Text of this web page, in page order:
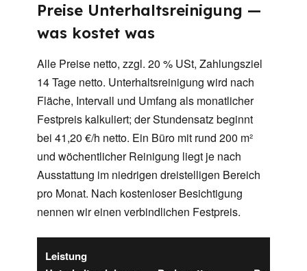
Preise Unterhaltsreinigung —
was kostet was
Alle Preise netto, zzgl. 20 % USt, Zahlungsziel
14 Tage netto. Unterhaltsreinigung wird nach
Fläche, Intervall und Umfang als monatlicher
Festpreis kalkuliert; der Stundensatz beginnt
bei 41,20 €/h netto. Ein Büro mit rund 200 m²
und wöchentlicher Reinigung liegt je nach
Ausstattung im niedrigen dreistelligen Bereich
pro Monat. Nach kostenloser Besichtigung
nennen wir einen verbindlichen Festpreis.
Leistung